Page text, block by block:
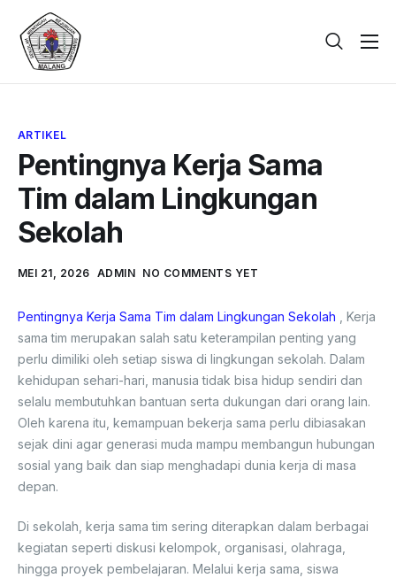
Beranda
Galeri
PPDB
ARTIKEL
Pentingnya Kerja Sama
Tim dalam Lingkungan
Sekolah
MEI 21, 2026 ADMIN NO COMMENTS YET
Pentingnya Kerja Sama Tim dalam Lingkungan Sekolah , Kerja
sama tim merupakan salah satu keterampilan penting yang
perlu dimiliki oleh setiap siswa di lingkungan sekolah. Dalam
kehidupan sehari-hari, manusia tidak bisa hidup sendiri dan
selalu membutuhkan bantuan serta dukungan dari orang lain.
Oleh karena itu, kemampuan bekerja sama perlu dibiasakan
sejak dini agar generasi muda mampu membangun hubungan
sosial yang baik dan siap menghadapi dunia kerja di masa
depan.
Di sekolah, kerja sama tim sering diterapkan dalam berbagai
kegiatan seperti diskusi kelompok, organisasi, olahraga,
hingga proyek pembelajaran. Melalui kerja sama, siswa